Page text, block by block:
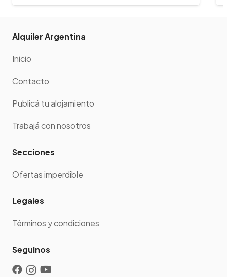
Alquiler Argentina
Inicio
Contacto
Publicá tu alojamiento
Trabajá con nosotros
Secciones
Ofertas imperdible
Legales
Términos y condiciones
Seguinos